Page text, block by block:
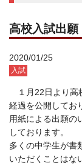
高校入試出
2020/01/25
入試
１月22日より
経過を公開してお
用紙による出願の
しております。
多くの中学生が書
いただくことはな